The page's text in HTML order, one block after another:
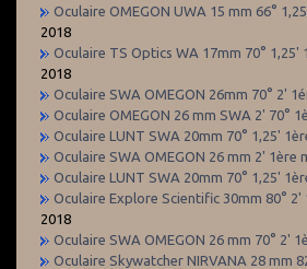
Oculaire OMEGON UWA 15 mm 66°
2018
Oculaire TS Optics WA 17mm 70° 1,25'
2018
Oculaire SWA OMEGON 26mm 70° 2'
Oculaire OMEGON 26 mm SWA 2' 70°
Oculaire LUNT SWA 20mm 70° 1,25'
Oculaire SWA OMEGON 26 mm 2' 1ère
Oculaire LUNT SWA 20mm 70° 1,25'
Oculaire Explore Scientific 30mm 80° 2'
2018
Oculaire SWA OMEGON 26 mm 70° 2'
Oculaire Skywatcher NIRVANA 28 mm